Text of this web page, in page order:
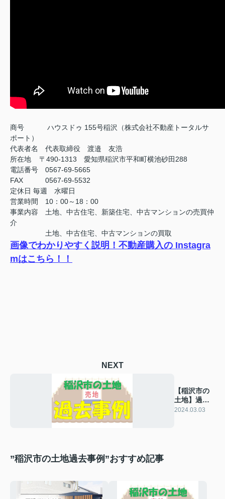
商号
ハウスドゥ 155号稲沢（株式会社不動産トータルサ
ポート）
代表者名 代表取締役 渡邉 友浩
所在地 〒490-1313 愛知県稲沢市平和町横池砂田288
電話番号 0567-69-5665
FAX
0567-69-5532
定休日 毎週 水曜日
営業時間 10：00～18：00
事業内容 土地、中古住宅、新築住宅、中古マンションの売買仲
介
土地、中古住宅、中古マンションの買取
画像でわかりやすく説明！不動産購入の Instagra
mはこちら！！
NEXT
【稲沢市の
土地】過去
の販売事例
2024.03.03
”稲沢市の土地過去事例”おすすめ記事